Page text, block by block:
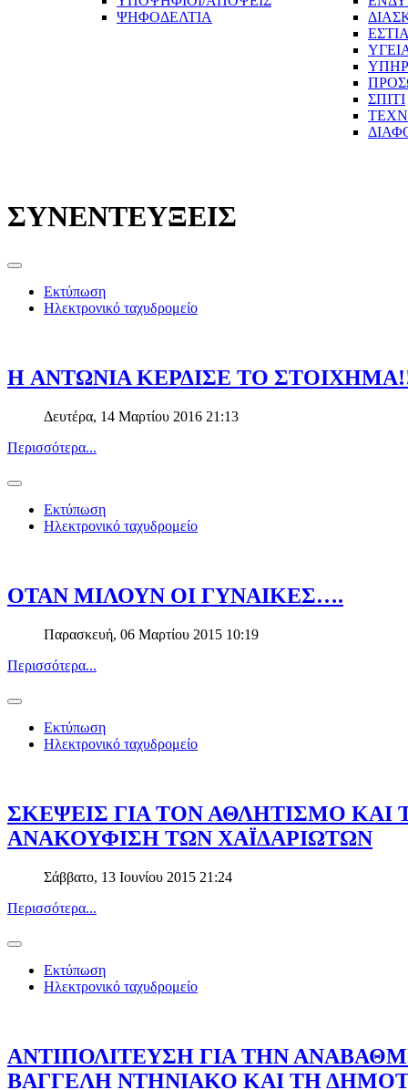
ΨΗΦΟΔΕΛΤΙΑ
ΣΠΙΤΙ
ΣΥΝΕΝΤΕΥΞΕΙΣ
Εκτύπωση
Ηλεκτρονικό ταχυδρομείο
H ΑΝΤΩΝΙΑ ΚΕΡΔΙΣΕ ΤΟ
Δευτέρα, 14 Μαρτίου 2016 21:13
Περισσότερα...
Εκτύπωση
Ηλεκτρονικό ταχυδρομείο
ΟΤΑΝ ΜΙΛΟΥΝ ΟΙ ΓΥΝΑΙΚΕΣ….
Παρασκευή, 06 Μαρτίου 2015 10:19
Περισσότερα...
Εκτύπωση
Ηλεκτρονικό ταχυδρομείο
ΣΚΕΨΕΙΣ ΓΙΑ ΤΟΝ ΑΘΛΗΤΙΣΜΟ
ΑΝΑΚΟΥΦΙΣΗ ΤΩΝ ΧΑΪΔΑΡΙΩΤΩΝ
Σάββατο, 13 Ιουνίου 2015 21:24
Περισσότερα...
Εκτύπωση
Ηλεκτρονικό ταχυδρομείο
ΑΝΤΙΠΟΛΙΤΕΥΣΗ ΓΙΑ ΤΗΝ
ΒΑΓΓΕΛΗ ΝΤΗΝΙΑΚΟ ΚΑΙ ΤΗ